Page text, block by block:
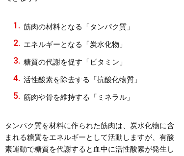
筋肉の材料となる「タンパク質」
エネルギーとなる「炭水化物」
糖質の代謝を促す「ビタミン」
活性酸素を除去する「抗酸化物質」
筋肉や骨を維持する「ミネラル」
タンパク質を材料に作られた筋肉は、炭水化物に含
まれる糖質をエネルギーとして活動しますが、有酸
素運動で糖質を代謝すると血中に活性酸素が発生し